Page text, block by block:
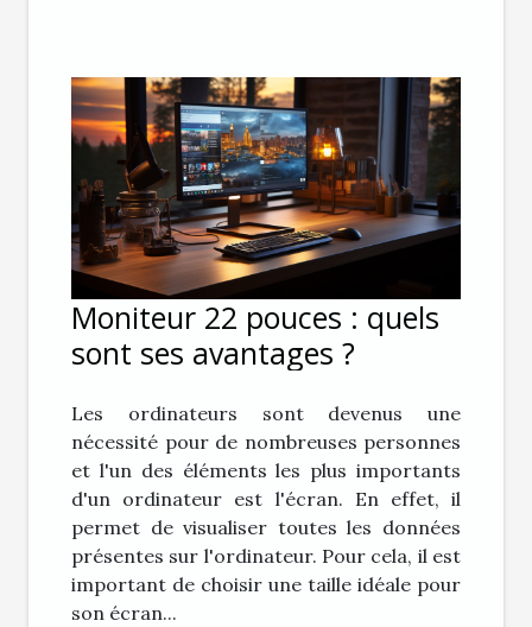
Moniteur 22 pouces : quels
sont ses avantages ?
Les ordinateurs sont devenus une
nécessité pour de nombreuses personnes
et l'un des éléments les plus importants
d'un ordinateur est l'écran. En effet, il
permet de visualiser toutes les données
présentes sur l'ordinateur. Pour cela, il est
important de choisir une taille idéale pour
son écran...